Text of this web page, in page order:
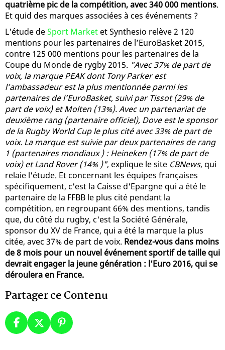
quatrième pic de la compétition, avec 340 000 mentions.
Et quid des marques associées à ces événements ?
L'étude deSport Market et Synthesio relève 2 120
mentions pour les partenaires de l’EuroBasket 2015,
contre 125 000 mentions pour les partenaires de la
Coupe du Monde de rygby 2015. "Avec 37% de part de
voix, la marque PEAK dont Tony Parker est
l’ambassadeur est la plus mentionnée parmi les
partenaires de l’EuroBasket, suivi par Tissot (29% de
part de voix) et Molten (13%). Avec un partenariat de
deuxième rang (partenaire officiel), Dove est le sponsor
de la Rugby World Cup le plus cité avec 33% de part de
voix. La marque est suivie par deux partenaires de rang
1 (partenaires mondiaux ) : Heineken (17% de part de
voix) et Land Rover (14% )", explique le site CBNews, qui
relaie l'étude. Et concernant les équipes françaises
spécifiquement, c'est la Caisse d'Epargne qui a été le
partenaire de la FFBB le plus cité pendant la
compétition, en regroupant 66% des mentions, tandis
que, du côté du rugby, c'est la Société Générale,
sponsor du XV de France, qui a été la marque la plus
citée, avec 37% de part de voix. Rendez-vous dans moins
de 8 mois pour un nouvel événement sportif de taille qui
devrait engager la jeune génération : l'Euro 2016, qui se
déroulera en France.
Partager ce Contenu